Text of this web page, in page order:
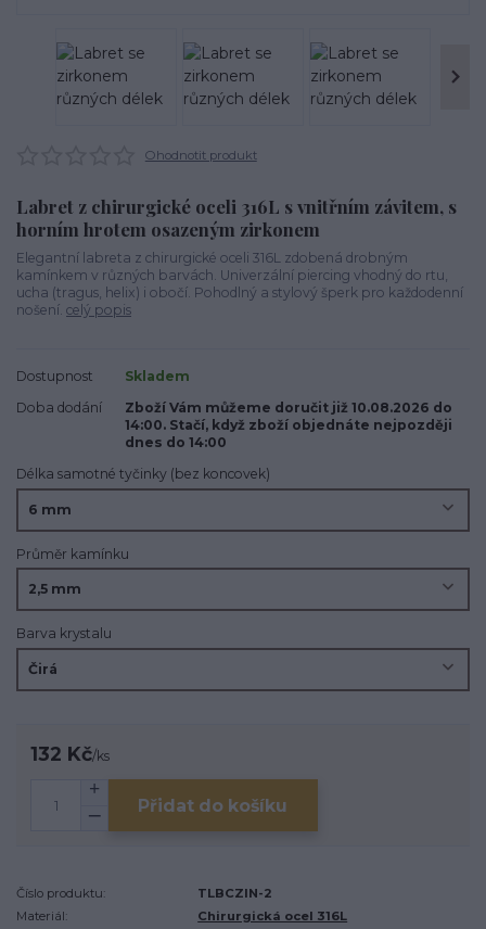
Ohodnotit produkt
Labret z chirurgické oceli 316L s vnitřním závitem, s
horním hrotem osazeným zirkonem
Elegantní labreta z chirurgické oceli 316L zdobená drobným
kamínkem v různých barvách. Univerzální piercing vhodný do rtu,
ucha (tragus, helix) i obočí. Pohodlný a stylový šperk pro každodenní
nošení. celý popis
Dostupnost
Skladem
Doba dodání
Zboží Vám můžeme doručit již 10.08.2026 do
14:00. Stačí, když zboží objednáte nejpozději
dnes do 14:00
Délka samotné tyčinky (bez koncovek)
Průměr kamínku
Barva krystalu
132 Kč/ks
Přidat do košíku
Číslo produktu:
TLBCZIN-2
Materiál:
Chirurgická ocel 316L